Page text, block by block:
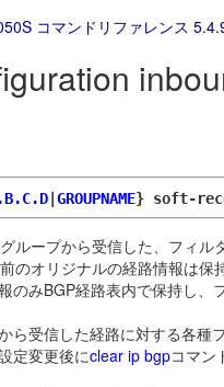
コマンドリファレンス
GROUPNAME} soft-
ループから受信した、フィ
のオリジナルの経路情報は保
みBGP経路表内で保持し、
ら受信した経路に対する各
定変更後にclear ip bgpコマン